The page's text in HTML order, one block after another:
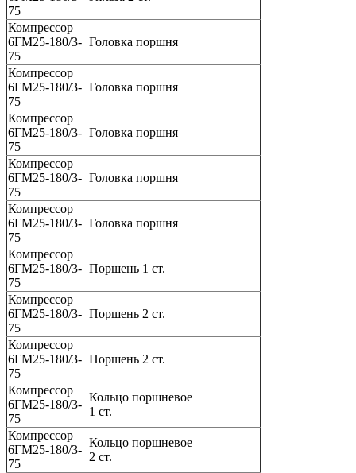
75
Компрессор
6ГМ25-180/3-
75
Головка поршня
Компрессор
6ГМ25-180/3-
75
Головка поршня
Компрессор
6ГМ25-180/3-
75
Головка поршня
Компрессор
6ГМ25-180/3-
75
Головка поршня
Компрессор
6ГМ25-180/3-
75
Головка поршня
Компрессор
6ГМ25-180/3-
75
Поршень 1 ст.
Компрессор
6ГМ25-180/3-
75
Поршень 2 ст.
Компрессор
6ГМ25-180/3-
75
Поршень 2 ст.
Компрессор
6ГМ25-180/3-
75
Кольцо поршневое
1 ст.
Компрессор
6ГМ25-180/3-
75
Кольцо поршневое
2 ст.